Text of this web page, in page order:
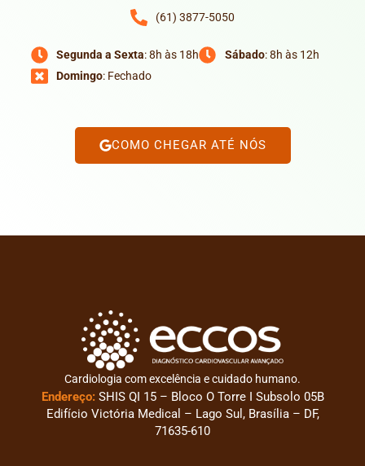
(61) 3877-5050
Segunda a Sexta: 8h às 18h Sábado: 8h às 12h
Domingo: Fechado
COMO CHEGAR ATÉ NÓS
Cardiologia com excelência e cuidado humano.
Endereço: SHIS QI 15 – Bloco O Torre I Subsolo 05B
Edifício Victória Medical – Lago Sul, Brasília – DF,
71635-610